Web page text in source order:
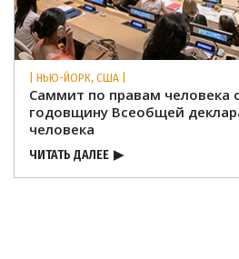
| НЬЮ-ЙОРК, США |
Саммит по правам человека
годовщину Всеобщей
человека
ЧИТАТЬ ДАЛЕЕ ▶